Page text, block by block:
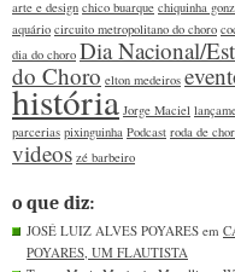
arte e design chico buarque chiquinha
aquário circuito metropolitano do choro
dia do choro Dia Nacional/
do Choro elton medeiros
história Jorge Maciel
parcerias pixinguinha Podcast roda de
videos zé barbeiro
o que diz:
JOSÉ LUIZ ALVES POYARES em
POYARES, UM FLAUTISTA